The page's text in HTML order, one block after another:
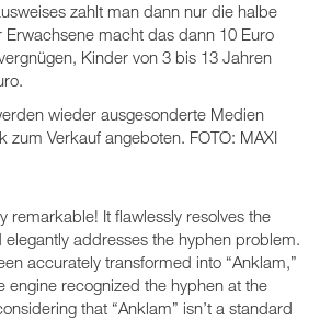
zahlt man dann nur die halbe
Erwachsene macht das dann 10 Euro
Kinder von 3 bis 13 Jahren
wieder ausgesonderte Medien
zum Verkauf angeboten. FOTO: MAXI
remarkable! It flawlessly resolves the
addresses the hyphen problem.
accurately transformed into “Anklam,”
engine recognized the hyphen at the
that “Anklam” isn’t a standard